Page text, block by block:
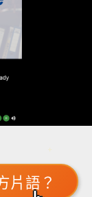
片語？